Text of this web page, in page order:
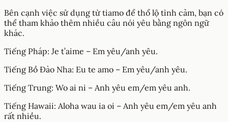
Bên cạnh việc sử dụng từ tiamo để thổ lộ tình cảm, bạn có
thể tham khảo thêm nhiều câu nói yêu bằng ngôn ngữ
khác.
Tiếng Pháp: Je t’aime – Em yêu/anh yêu.
Tiếng Bồ Đào Nha: Eu te amo – Em yêu/anh yêu.
Tiếng Trung: Wo ai ni – Anh yêu em/em yêu anh.
Tiếng Hawaii: Aloha wau ia oi – Anh yêu em/em yêu anh
rất nhiều.